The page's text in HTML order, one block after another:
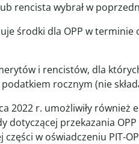
rencista wybrał w
środki dla OPP w
i rencistów, dla
rocznym (nie
2022 r. umożliwiły
dotyczącej przekazania
w oświadczeniu PIT-